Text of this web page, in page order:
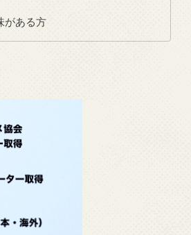
がある方